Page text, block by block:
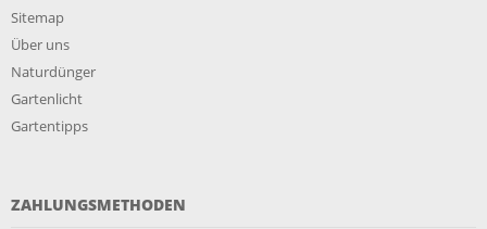
Sitemap
Über uns
Naturdünger
Gartenlicht
Gartentipps
ZAHLUNGSMETHODEN